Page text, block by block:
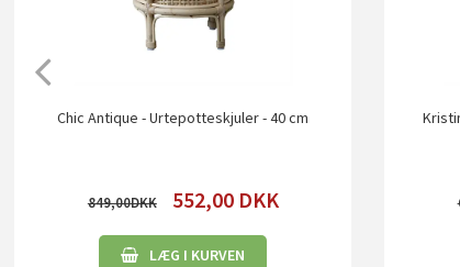
Chic Antique - Urtepotteskjuler - 40 cm
849,00 552,00 DKK
LÆG I KURVEN